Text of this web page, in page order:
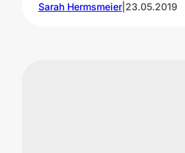
Sarah Hermsmeier| 23.05.2019